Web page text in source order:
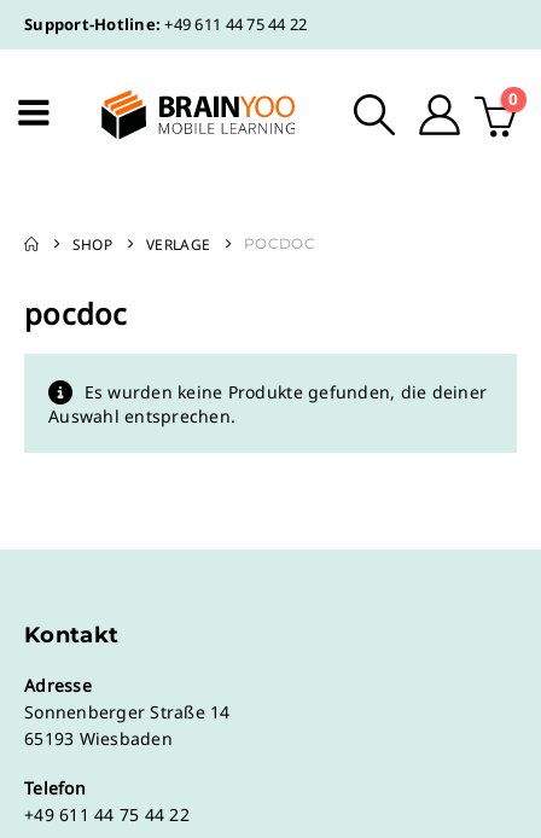
Support-Hotline: +49 611 44 75 44 22
0
SHOP VERLAGE POCDOC
pocdoc
Es wurden keine Produkte gefunden, die deiner
Auswahl entsprechen.
Kontakt
Adresse
Sonnenberger Straße 14
65193 Wiesbaden
Telefon
+49 611 44 75 44 22